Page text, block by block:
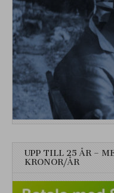
UPP TILL 25 ÅR –
KRONOR/ÅR